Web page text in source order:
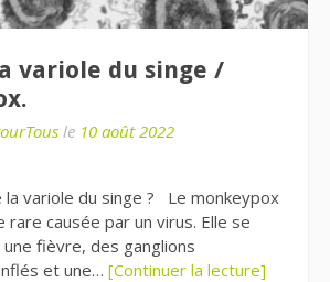
variole du singe /
le 10 août 2022
la variole du singe ? Le monkeypox
rare causée par un virus. Elle se
fièvre, des ganglions
et une… [Continuer la lecture]